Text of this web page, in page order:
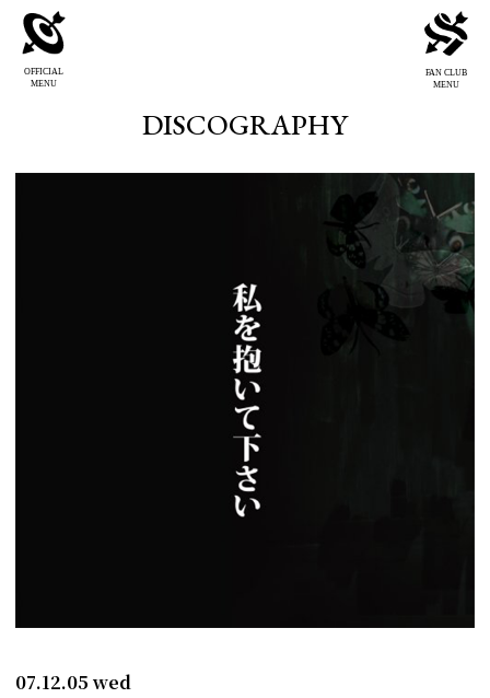
OFFICIAL
MENU
FAN CLUB
MENU
DISCOGRAPHY
07.12.05 wed